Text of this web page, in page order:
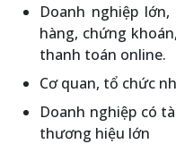
Doanh nghiệp
hàng, chứng
thanh toán online.
Cơ quan, tổ chức
Doanh nghiệp có
thương hiệu lớn